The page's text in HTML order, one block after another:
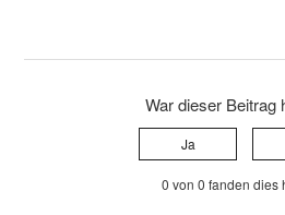
War dieser Beitrag
Ja
0 von 0 fanden dies